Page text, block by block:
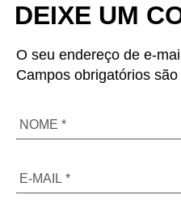
DEIXE UM
O seu endereço de e-
Campos obrigatórios